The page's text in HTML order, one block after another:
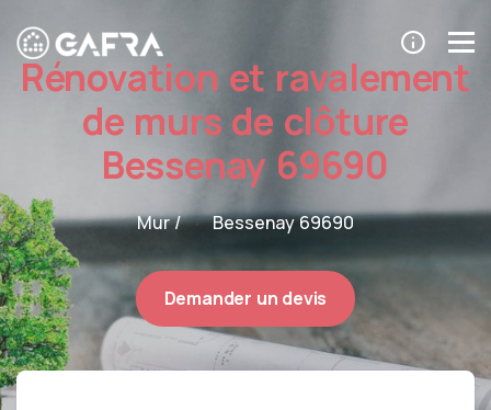
Rénovation et ravalement
de murs de clôture
Bessenay 69690
Mur / Bessenay 69690
Demander un devis